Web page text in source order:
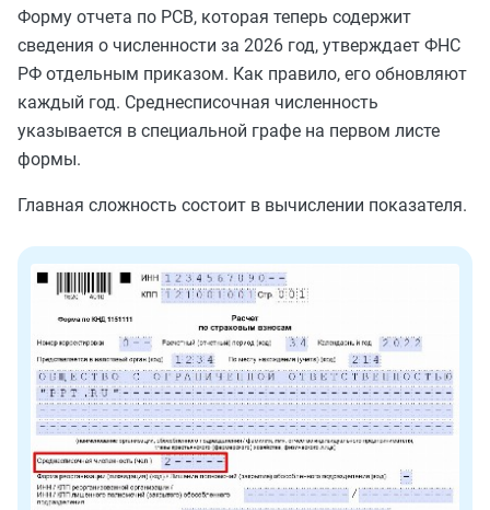
Форму отчета по РСВ, которая теперь содержит
сведения о численности за 2026 год, утверждает ФНС
РФ отдельным приказом. Как правило, его обновляют
каждый год. Среднесписочная численность
указывается в специальной графе на первом листе
формы.
Главная сложность состоит в вычислении показателя.